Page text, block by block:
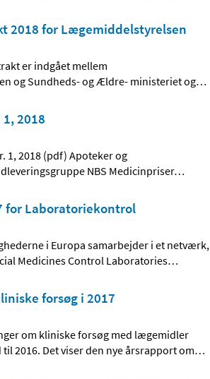
2018 for Lægemiddelstyrelsen
er indgået mellem
og Sundheds- og Ældre- ministeriet og…
2018
1, 2018 (pdf) Apoteker og
NBS Medicinpriser…
for Laboratoriekontrol
i Europa samarbejder i et netværk,
Medicines Control Laboratories…
forsøg i 2017
om kliniske forsøg med lægemidler
2016. Det viser den nye årsrapport om…